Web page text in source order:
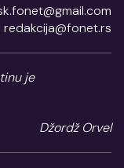
redakcija@fonet.rs
je
Džordž Orvel